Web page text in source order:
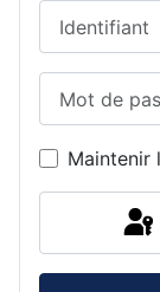
Maintenir